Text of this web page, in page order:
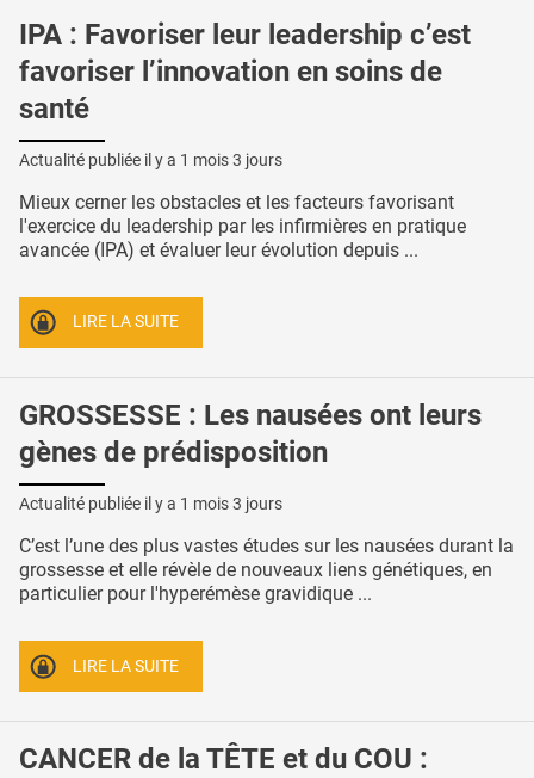
IPA : Favoriser leur leadership c’est
favoriser l’innovation en soins de
santé
Actualité publiée il y a 1 mois 3 jours
Mieux cerner les obstacles et les facteurs favorisant
l'exercice du leadership par les infirmières en pratique
avancée (IPA) et évaluer leur évolution depuis ...
LIRE LA SUITE
GROSSESSE : Les nausées ont leurs
gènes de prédisposition
Actualité publiée il y a 1 mois 3 jours
C’est l’une des plus vastes études sur les nausées durant la
grossesse et elle révèle de nouveaux liens génétiques, en
particulier pour l'hyperémèse gravidique ...
LIRE LA SUITE
CANCER de la TÊTE et du COU :